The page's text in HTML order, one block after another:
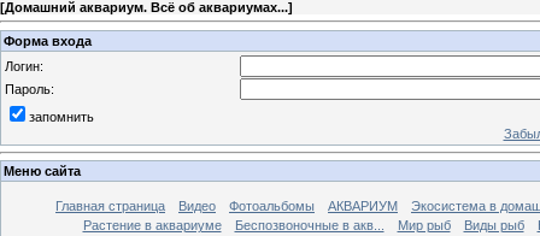
[Домашний аквариум. Всё об аквариумах...]
Форма входа
Логин:
Пароль:
запомнить
Меню сайта
Главная страница Видео Фотоальбомы АКВАРИУМ
Экосистема в
Растение в аквариуме
Беспозвоночные в акв... Мир рыб Виды рыб